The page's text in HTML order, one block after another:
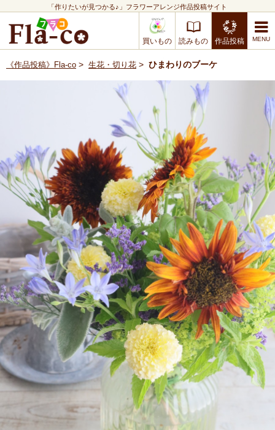
「作りたいが見つかる♪」フラワーアレンジ作品投稿サイト
買いもの 読みもの 作品投稿
《作品投稿》Fla-co > 生花・切り花 > ひまわりのブーケ